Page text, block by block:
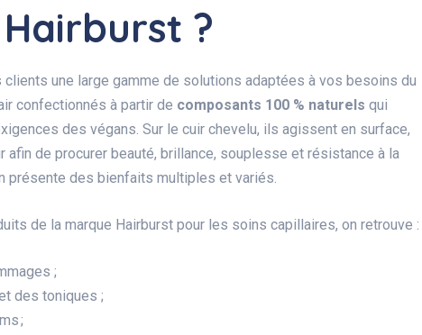
?
clients une large gamme de solutions adaptées à vos besoins du
confectionnés à partir de composants 100 % naturels qui
des végans. Sur le cuir chevelu, ils agissent en surface,
afin de procurer beauté, brillance, souplesse et résistance à la
présente des bienfaits multiples et variés.
de la marque Hairburst pour les soins capillaires, on retrouve :
;
des toniques ;
;